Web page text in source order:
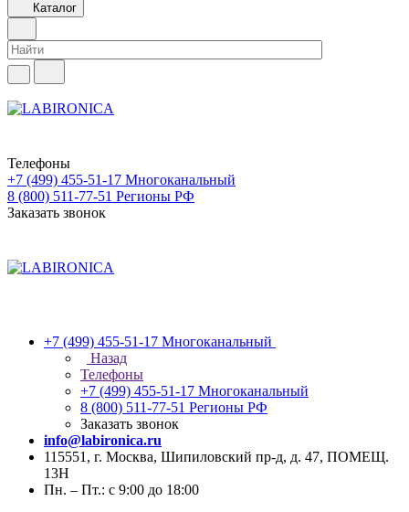
Каталог
Телефоны
+7 (499) 455-51-17 Многоканальный
8 (800) 511-77-51 Регионы РФ
Заказать звонок
+7 (499) 455-51-17 Многоканальный
Назад
Телефоны
+7 (499) 455-51-17 Многоканальный
8 (800) 511-77-51 Регионы РФ
Заказать звонок
info@labironica.ru
115551, г. Москва, Шипиловский пр-д, д. 47, ПОМЕЩ.
13Н
Пн. – Пт.: с 9:00 до 18:00